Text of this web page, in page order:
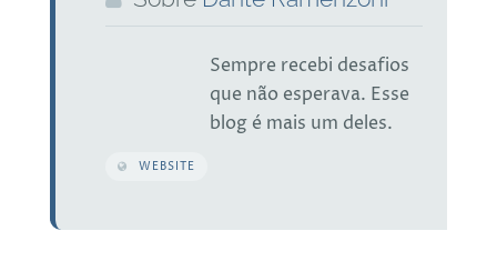
Sempre recebi desafios
que não esperava. Esse
blog é mais um deles.
WEBSITE